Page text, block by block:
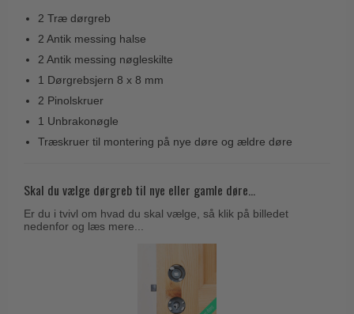
Dørgreb Buster+Punch
DND dørgreb
Formani dørgreb
FSB dørgreb
Randi Classic Line
Paskvilgreb - Terrasse
Trædørgreb på Langskilt
Knager & Kroge
Kahytskrog
Messing pudsemiddel
Sibes Metall
Søe-Jensen & Co.
Valli & Valli dørgreb
YOUNG dørgreb
2 Træ dørgreb
2 Antik messing halse
2 Antik messing nøgleskilte
1 Dørgrebsjern 8 x 8 mm
2 Pinolskruer
1 Unbrakonøgle
Træskruer til montering på nye døre og ældre døre
Skal du vælge dørgreb til nye eller gamle døre...
Er du i tvivl om hvad du skal vælge, så klik på billedet
nedenfor og læs mere...